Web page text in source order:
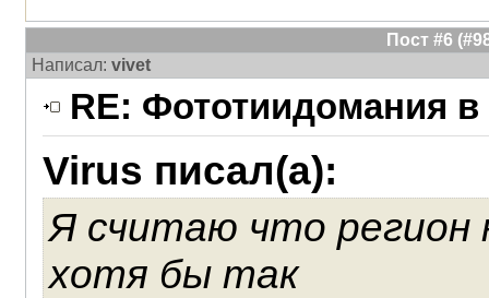
Пост #6
Написал: vivet
RE: Фототиидомания в
Virus писал(а):
Я считаю что
хотя бы так